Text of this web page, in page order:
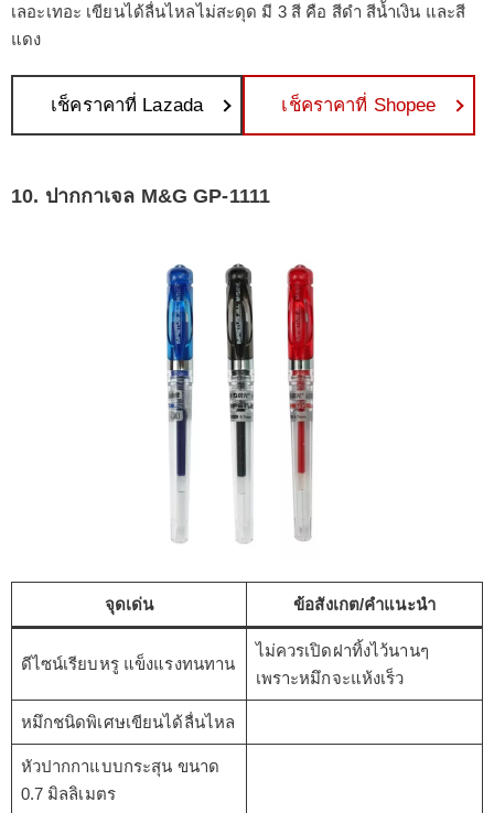
เลอะเทอะ เขียนได้ลื่นไหลไม่สะดุด มี 3 สี คือ สีดำ สีน้ำเงิน และสี
แดง
เช็คราคาที่ Lazada เช็คราคาที่ Shopee
10. ปากกาเจล M&G GP-1111
จุดเด่น ข้อสังเกต/คำแนะนำ
ดีไซน์เรียบหรู แข็งแรงทนทาน
ไม่ควรเปิดฝาทิ้งไว้นานๆ
เพราะหมึกจะแห้งเร็ว
หมึกชนิดพิเศษเขียนได้ลื่นไหล
หัวปากกาแบบกระสุน ขนาด
0.7 มิลลิเมตร